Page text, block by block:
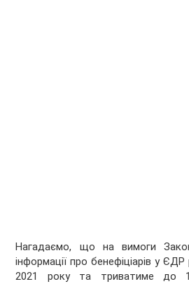
Нагадаємо, що на вимоги
інформації про бенефіціарів у
2021 року та триватиме до